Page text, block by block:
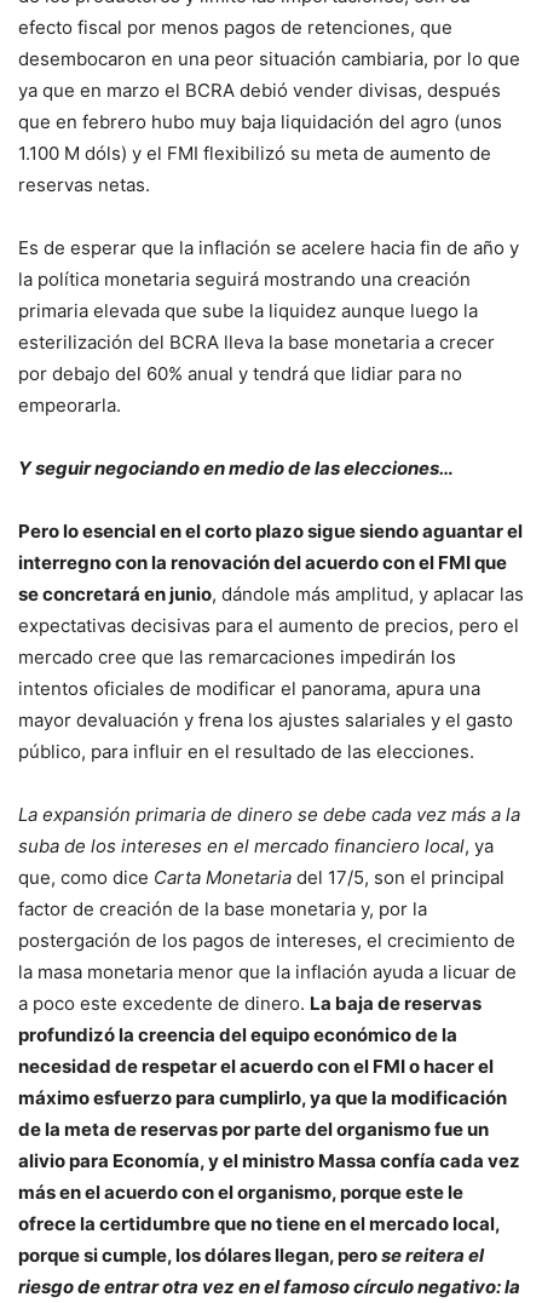
efecto fiscal por menos pagos de retenciones, que
desembocaron en una peor situación cambiaria, por lo que
ya que en marzo el BCRA debió vender divisas, después
que en febrero hubo muy baja liquidación del agro (unos
1.100 M dóls) y el FMI flexibilizó su meta de aumento de
reservas netas.
Es de esperar que la inflación se acelere hacia fin de año y
la política monetaria seguirá mostrando una creación
primaria elevada que sube la liquidez aunque luego la
esterilización del BCRA lleva la base monetaria a crecer
por debajo del 60% anual y tendrá que lidiar para no
empeorarla.
Y seguir negociando en medio de las elecciones…
Pero lo esencial en el corto plazo sigue siendo aguantar el
interregno con la renovación del acuerdo con el FMI que
se concretará en junio, dándole más amplitud, y aplacar las
expectativas decisivas para el aumento de precios, pero el
mercado cree que las remarcaciones impedirán los
intentos oficiales de modificar el panorama, apura una
mayor devaluación y frena los ajustes salariales y el gasto
público, para influir en el resultado de las elecciones.
La expansión primaria de dinero se debe cada vez más a la
suba de los intereses en el mercado financiero local, ya
que, como dice Carta Monetaria del 17/5, son el principal
factor de creación de la base monetaria y, por la
postergación de los pagos de intereses, el crecimiento de
la masa monetaria menor que la inflación ayuda a licuar de
a poco este excedente de dinero. La baja de reservas
profundizó la creencia del equipo económico de la
necesidad de respetar el acuerdo con el FMI o hacer el
máximo esfuerzo para cumplirlo, ya que la modificación
de la meta de reservas por parte del organismo fue un
alivio para Economía, y el ministro Massa confía cada vez
más en el acuerdo con el organismo, porque este le
ofrece la certidumbre que no tiene en el mercado local,
porque si cumple, los dólares llegan, perose reitera el
riesgo de entrar otra vez en el famoso círculo negativo: la